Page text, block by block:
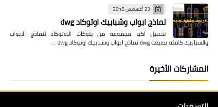
23 أغسطس 2018
نماذج ابواب وشبابيك اوتوكاد dwg
تحميل اكبر مجموعة من بلوكات الاوتوكاد لنماذج الابواب
والشبابيك كاملة بصيغة dwg نماذج ابواب وشبابيك اوتوكاد dwg …
المشاركات الأخيرة